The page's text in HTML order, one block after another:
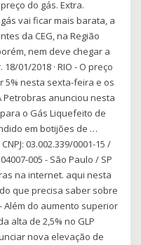
do gás. Extra.
vai ficar mais barata, a
da CEG, na Região
nem deve chegar a
01/2018 · RIO - O preço
5% nesta sexta-feira e os
anunciou nesta
o Gás Liquefeito de
em botijões de …
03.002.339/0001-15 /
005 - São Paulo / SP
na internet. aqui nesta
que precisa saber sobre
Além do aumento superior
alta de 2,5% no GLP
nova elevação de